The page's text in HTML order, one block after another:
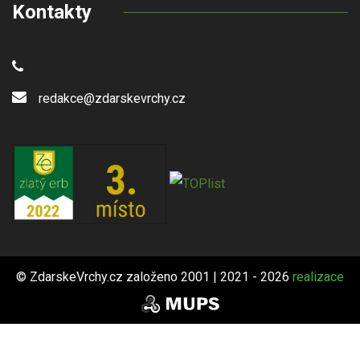
Kontakty
redakce@zdarskevrchy.cz
© ZdarskeVrchy.cz založeno 2001 | 2021 - 2026 realizace